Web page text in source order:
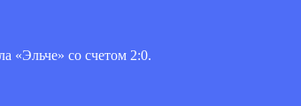
«Эльче» со счетом 2:0.